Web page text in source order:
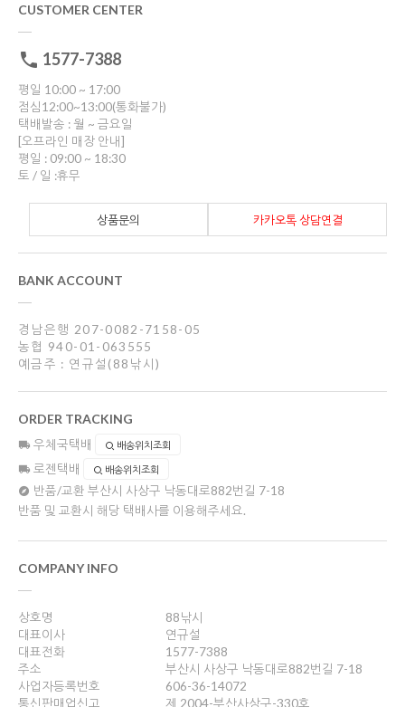
CUSTOMER CENTER
1577-7388
평일 10:00 ~ 17:00
점심12:00~13:00(통화불가)
택배발송 : 월 ~ 금요일
[오프라인 매장 안내]
평일 : 09:00 ~ 18:30
토 / 일 :휴무
카카오톡 상담연결
상품문의
BANK ACCOUNT
경남은행 207-0082-7158-05
농협 940-01-063555
예금주 : 연규설(88낚시)
ORDER TRACKING
우체국택배 배송위치조회
로젠택배 배송위치조회
반품/교환 부산시 사상구 낙동대로882번길 7-18
반품 및 교환시 해당 택배사를 이용해주세요.
COMPANY INFO
상호명
88낚시
대표이사
연규설
대표전화
1577-7388
주소
부산시 사상구 낙동대로882번길 7-18
사업자등록번호
606-36-14072
통신판매업신고
제 2004-부산사상구-330호